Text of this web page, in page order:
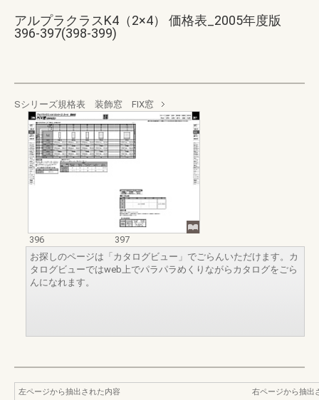
アルプラクラスK4（2×4） 価格表_2005年度版
396-397(398-399)
Sシリーズ規格表 装飾窓 FIX窓
396
397
お探しのページは「カタログビュー」でごらんいただけます。カ
タログビューではweb上でパラパラめくりながらカタログをごら
んになれます。
左ページから抽出された内容
右ページから抽出